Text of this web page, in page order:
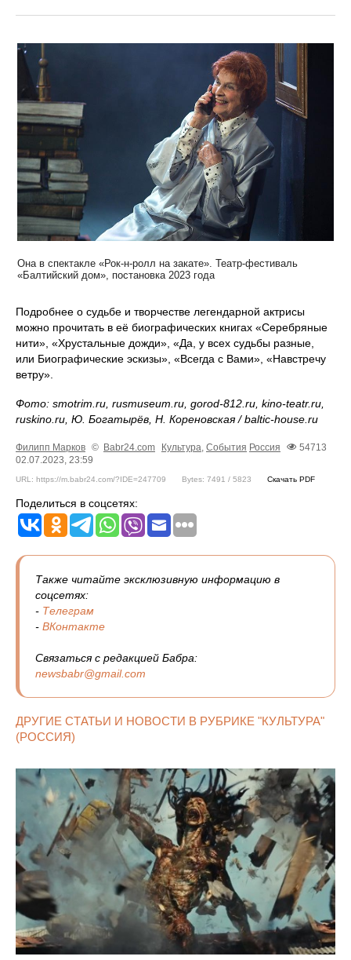
Она в спектакле «Рок‑н‑ролл на закате». Театр-фестиваль
«Балтийский дом», постановка 2023 года
Подробнее о судьбе и творчестве легендарной актрисы
можно прочитать в её биографических книгах «Серебряные
нити», «Хрустальные дожди», «Да, у всех судьбы разные,
или Биографические эскизы», «Всегда с Вами», «Навстречу
ветру».
Фото: smotrim.ru, rusmuseum.ru, gorod-812.ru, kino-teatr.ru,
ruskino.ru, Ю. Богатырёв, Н. Кореновская / baltic-house.ru
Филипп Марков © Babr24.com Культура, События Россия
54713
02.07.2023, 23:59
URL: https://m.babr24.com/?IDE=247709 Bytes: 7491 / 5823 Скачать PDF
Поделиться в соцсетях:
Также читайте эксклюзивную информацию в
соцсетях:
- Телеграм
- ВКонтакте
Связаться с редакцией Бабра:
newsbabr@gmail.com
ДРУГИЕ СТАТЬИ И НОВОСТИ В РУБРИКЕ "КУЛЬТУРА"
(РОССИЯ)